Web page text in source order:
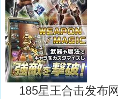
185星王合击发布